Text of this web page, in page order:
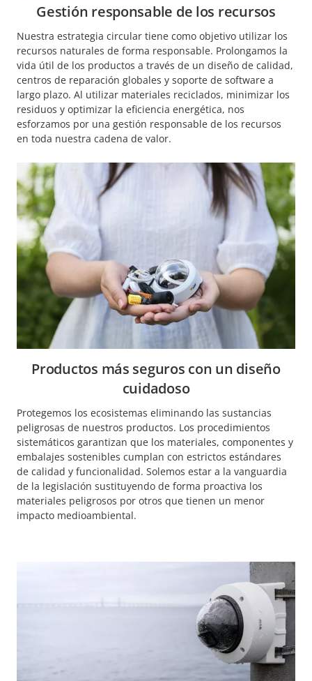
Gestión responsable de los recursos
Nuestra estrategia circular tiene como objetivo utilizar los
recursos naturales de forma responsable. Prolongamos la
vida útil de los productos a través de un diseño de calidad,
centros de reparación globales y soporte de software a
largo plazo. Al utilizar materiales reciclados, minimizar los
residuos y optimizar la eficiencia energética, nos
esforzamos por una gestión responsable de los recursos
en toda nuestra cadena de valor.
Productos más seguros con un diseño
cuidadoso
Protegemos los ecosistemas eliminando las sustancias
peligrosas de nuestros productos. Los procedimientos
sistemáticos garantizan que los materiales, componentes y
embalajes sostenibles cumplan con estrictos estándares
de calidad y funcionalidad. Solemos estar a la vanguardia
de la legislación sustituyendo de forma proactiva los
materiales peligrosos por otros que tienen un menor
impacto medioambiental.